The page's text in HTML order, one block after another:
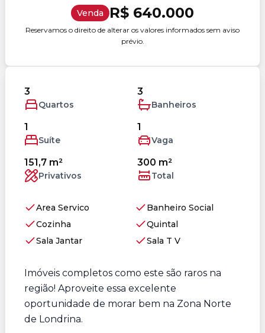
Venda R$ 640.000
Reservamos o direito de alterar os valores informados sem aviso
prévio.
3
Quartos
3
Banheiros
1
Suíte
1
Vaga
151,7 m²
Privativos
300 m²
Total
Area Servico
Banheiro Social
Cozinha
Quintal
Sala Jantar
Sala T V
Imóveis completos como este são raros na
região! Aproveite essa excelente
oportunidade de morar bem na Zona Norte
de Londrina.